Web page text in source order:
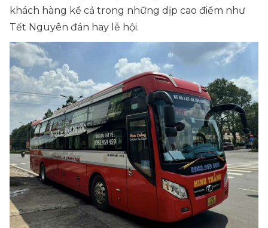
khách hàng kể cả trong những dịp cao điểm như
Tết Nguyên đán hay lễ hội.